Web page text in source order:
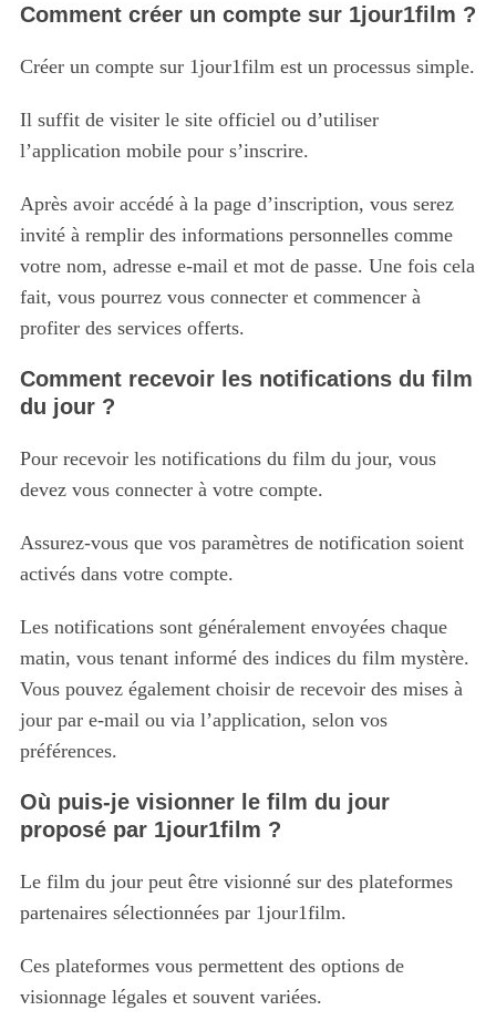
Comment créer un compte sur 1jour1film ?
Créer un compte sur 1jour1film est un processus simple.
Il suffit de visiter le site officiel ou d’utiliser
l’application mobile pour s’inscrire.
Après avoir accédé à la page d’inscription, vous serez
invité à remplir des informations personnelles comme
votre nom, adresse e-mail et mot de passe. Une fois cela
fait, vous pourrez vous connecter et commencer à
profiter des services offerts.
Comment recevoir les notifications du film
du jour ?
Pour recevoir les notifications du film du jour, vous
devez vous connecter à votre compte.
Assurez-vous que vos paramètres de notification soient
activés dans votre compte.
Les notifications sont généralement envoyées chaque
matin, vous tenant informé des indices du film mystère.
Vous pouvez également choisir de recevoir des mises à
jour par e-mail ou via l’application, selon vos
préférences.
Où puis-je visionner le film du jour
proposé par 1jour1film ?
Le film du jour peut être visionné sur des plateformes
partenaires sélectionnées par 1jour1film.
Ces plateformes vous permettent des options de
visionnage légales et souvent variées.
S
e
h
o
r
: